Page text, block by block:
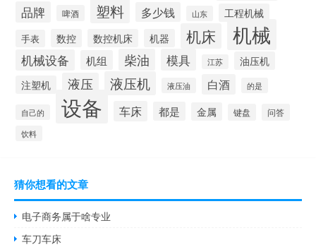
品牌 啤酒 塑料 多少钱 山东 工程机械
手表 数控 数控机床 机器 机床 机械
机械设备 机组 柴油 模具 江苏
油压机
注塑机
液压 液压机 液压油 白酒 的是
自己的 设备 车床 都是 金属 键盘 问答
饮料
猜你想看的文章
电子商务属于啥专业
车刀车床